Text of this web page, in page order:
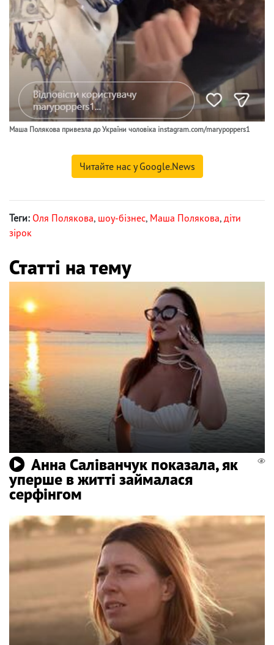
Маша Полякова привезла до України чоловіка instagram.com/marypoppers1
Читайте нас у Google.News
Теги: Оля Полякова, шоу-бізнес, Маша Полякова, діти
зірок
Статті на тему
Анна Саліванчук показала, як
уперше в житті займалася
серфінгом